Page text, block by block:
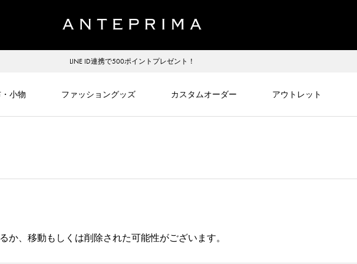
LINE ID連携で500ポイントプレゼント！
小物 ファッショングッズ カスタムオーダー アウトレット
、移動もしくは削除された可能性がございます。